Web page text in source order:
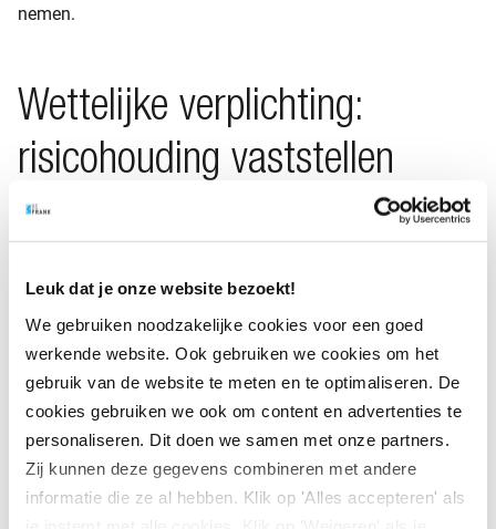
Leuk dat je onze website bezoekt!
We gebruiken noodzakelijke cookies voor een goed
werkende website. Ook gebruiken we cookies om het
gebruik van de website te meten en te optimaliseren. De
cookies gebruiken we ook om content en advertenties te
personaliseren. Dit doen we samen met onze partners.
Zij kunnen deze gegevens combineren met andere
informatie die ze al hebben. Klik op 'Alles accepteren' als
nemen.
Wettelijke verplichting:
risicohouding vaststellen
BeFrank is wettelijk verplicht ten minste elke 5 jaar te
onderzoeken hoeveel beleggingsrisico deelnemers willen
we kijken welke manier van beleggen voor pensioen past
bij onze deelnemers. Dit onderzoek helpt onze
dienstverlening nog beter te laten aansluiten bij
deelnemers die niet zelf hun beleggingsrisico kiezen.